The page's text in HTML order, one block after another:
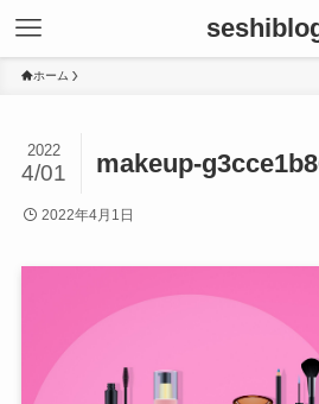
ホーム
makeup-
2022
4/01
2022年4月1日